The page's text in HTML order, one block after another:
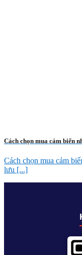
Cách chọn mua cảm biến
Cách chọn mua cảm
lưu [...]